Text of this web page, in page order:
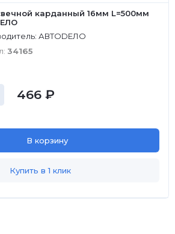
карданный 16мм L=500мм
АВТОDЕЛО
34165
466 ₽
В корзину
Купить в 1 клик